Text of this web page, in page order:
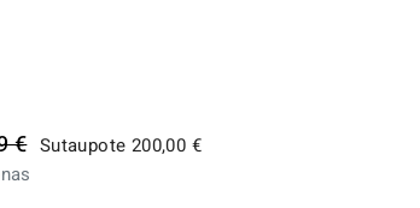
€ Sutaupote 200,00 €